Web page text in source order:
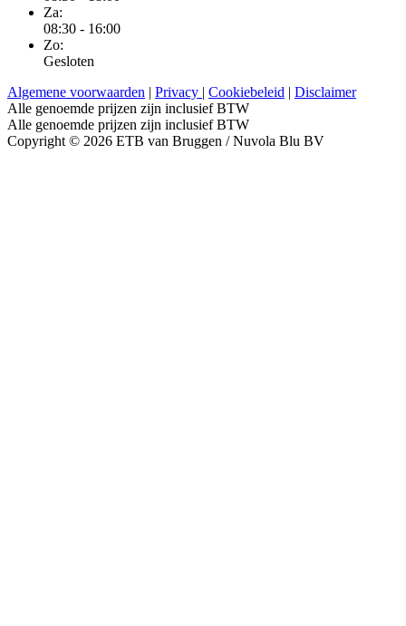
Za:
08:30 - 16:00
Zo:
Gesloten
Algemene voorwaarden | Privacy | Cookiebeleid | Disclaimer
Alle genoemde prijzen zijn inclusief BTW
Alle genoemde prijzen zijn inclusief BTW
Copyright © 2026 ETB van Bruggen / Nuvola Blu BV